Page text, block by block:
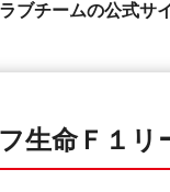
ブチームの公式サ
生命Ｆ１リ